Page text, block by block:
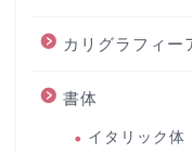
カリグラフィー
書体
イタリック体